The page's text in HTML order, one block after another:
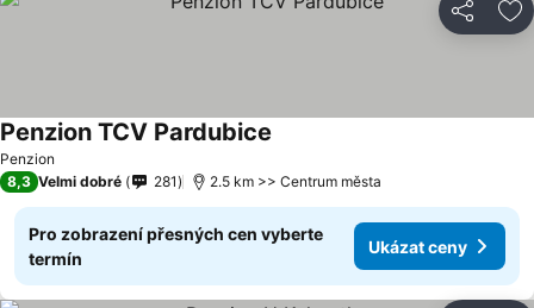
Sdílet
Penzion
Penzion TCV Pardubice
8,3 Velmi dobré 281 2.5 km >> Centrum města
Pro zobrazení přesných cen vyberte
termín
Ukázat ceny